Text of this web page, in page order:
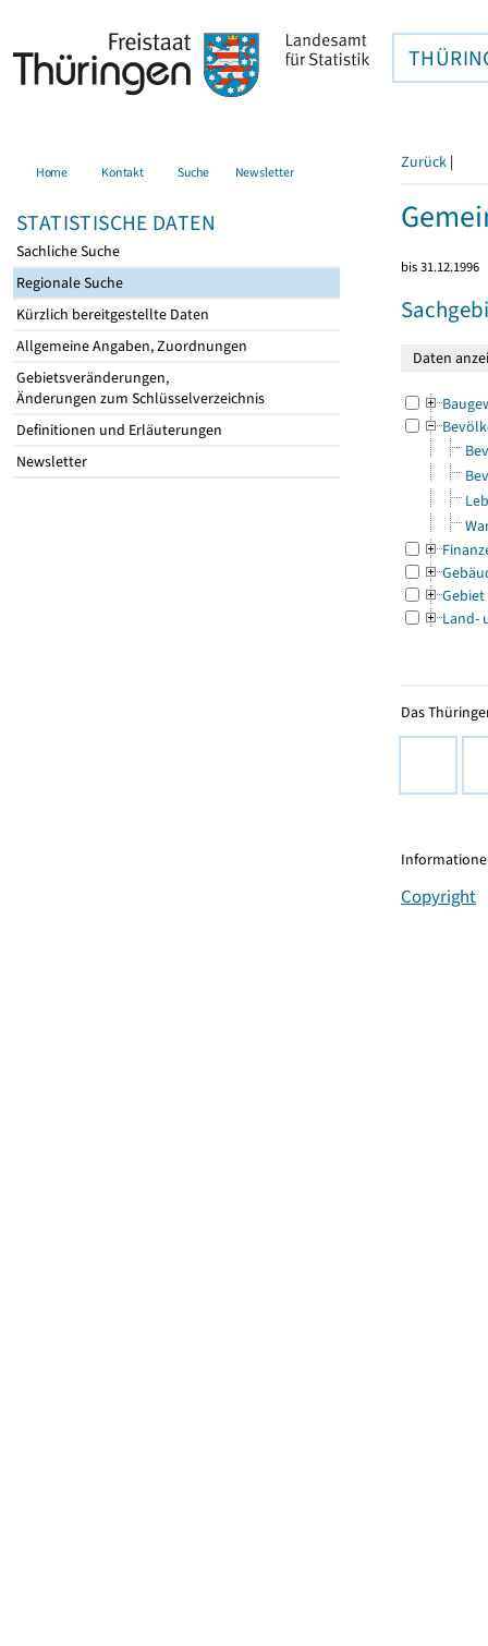
Home Kontakt Suche Newsletter
STATISTISCHE DATEN
Sachliche Suche
Regionale Suche
Kürzlich bereitgestellte Daten
Allgemeine Angaben, Zuordnungen
Gebietsveränderungen,
Änderungen zum Schlüsselverzeichnis
Definitionen und Erläuterungen
Newsletter
Zurück |
bis 31.12.1996
Gebiet
Land-
Das
Copyright